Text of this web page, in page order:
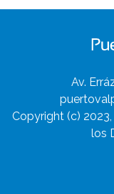
Av.
Copyright (c)
los